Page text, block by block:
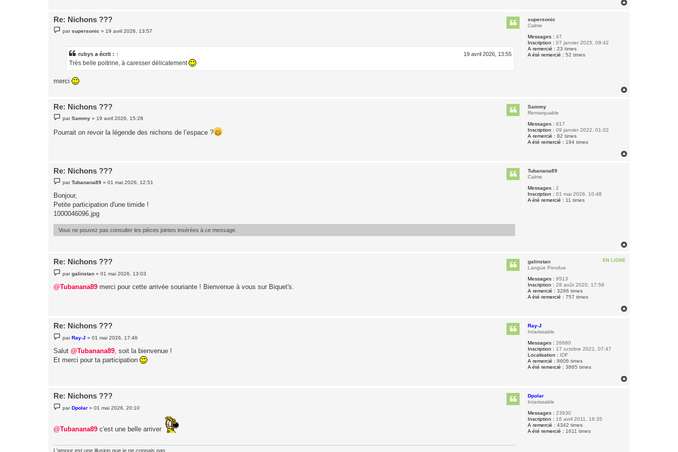
supersonic
Calme
Messages : 47
Inscription : 07 janvier 2025, 09:42
A remercié : 23 times
A été remercié : 52 times
Re: Nichons ???
e
parsupersonic » 19 avril 2026, 13:57
rubys a écrit : ↑ 19 avril 2026, 13:55
Très belle poitrine, à caresser délicatement
merci
Sammy
Remarquable
Messages : 617
Inscription : 09 janvier 2022, 01:02
A remercié : 82 times
A été remercié : 194 times
Re: Nichons ???
e
s
parSammy »19 avril 2026, 15:28
Pourrait on revoir la légende des nichons de l’espace ?
Tubanana89
Calme
Messages : 2
Inscription : 01 mai 2026, 10:48
A été remercié : 11 times
Re: Nichons ???
e
s
a
g
e
parTubanana89 »01 mai 2026, 12:51
Bonjour,
Petite participation d'une timide !
1000046096.jpg
Vous ne pouvez pas consulter les pièces jointes insérées à ce message.
EN LIGNE
galinstan
Langue Pendue
Messages : 9513
Inscription : 28 août 2020, 17:59
A remercié : 3266 times
A été remercié : 757 times
Re: Nichons ???
e
s
s
pargalinstan »01 mai 2026, 13:03
@Tubanana89 merci pour cette arrivée souriante ! Bienvenue à vous sur Biquet's.
Ray-J
Intarissable
Messages : 26680
Inscription : 17 octobre 2021, 07:47
Localisation : IDF
A remercié : 8606 times
A été remercié : 3865 times
Re: Nichons ???
e
s
s
a
parRay-J »01 mai 2026, 17:46
Salut @Tubanana89 , soit la bienvenue !
Et merci pour ta participation
Dpolar
Intarissable
Messages : 23930
Inscription : 16 avril 2011, 16:35
A remercié : 4342 times
A été remercié : 1611 times
Re: Nichons ???
e
a
parDpolar »01 mai 2026, 20:10
@Tubanana89 c'est une belle arriver
L'amour est une illusion que je ne connais pas